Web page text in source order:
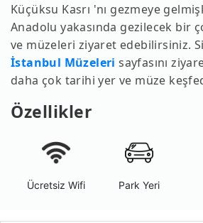
Küçüksu Kasrı 'nı gezmeye
Anadolu yakasında gezilecek bir
ve müzeleri ziyaret edebilirsiniz.
İstanbul Müzeleri sayfasını
daha çok tarihi yer ve müze
Özellikler
Ücretsiz Wifi Park Yeri